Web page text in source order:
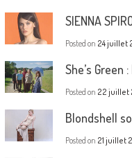
SIENNA
Posted on 24 juillet
She’s Green
Posted on 22 juillet
Blondshell
Posted on 21 juillet